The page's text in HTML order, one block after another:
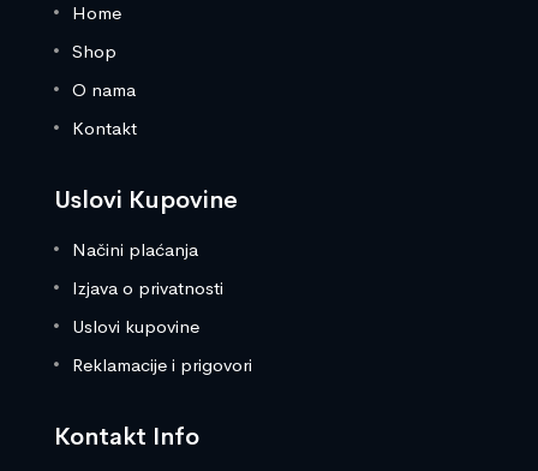
Home
Shop
O nama
Kontakt
Uslovi Kupovine
Načini plaćanja
Izjava o privatnosti
Uslovi kupovine
Reklamacije i prigovori
Kontakt Info